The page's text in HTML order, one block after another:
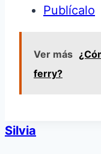
Publícalo
Ver más
ferry?
Silvia